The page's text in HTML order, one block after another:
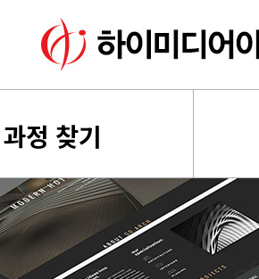
정 찾기